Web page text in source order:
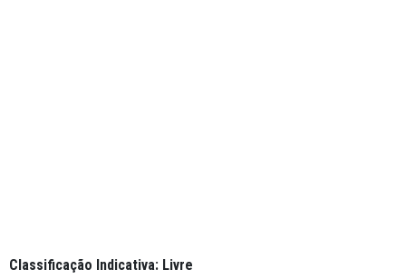
Classificação Indicativa: Livre